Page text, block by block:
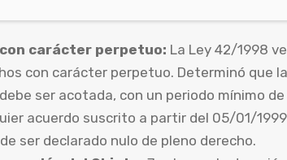
carácter perpetuo: La Ley 42/1998
con carácter perpetuo. Determinó que
ser acotada, con un periodo mínimo
acuerdo suscrito a partir del 05/01/
ser declarado nulo de pleno derecho.